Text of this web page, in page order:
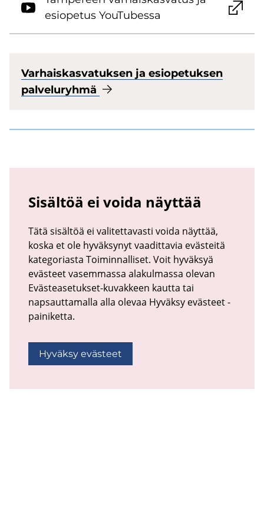
esio­pe­tus You­Tu­bes­sa
Var­hais­kas­va­tuk­sen ja esio­pe­tuk­sen
pal­ve­lu­ryh­mä
Sisältöä ei voida näyttää
Tätä sisältöä ei valitettavasti voida näyttää,
koska et ole hyväksynyt vaadittavia evästeitä
kategoriasta Toiminnalliset. Voit hyväksyä
evästeet vasemmassa alakulmassa olevan
Evästeasetukset-kuvakkeen kautta tai
napsauttamalla alla olevaa Hyväksy evästeet -
painiketta.
Hyväksy evästeet